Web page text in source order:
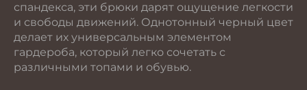
спандекса, эти брюки дарят ощущение легкости
и свободы движений. Однотонный черный цвет
делает их универсальным элементом
гардероба, который легко сочетать с
различными топами и обувью.